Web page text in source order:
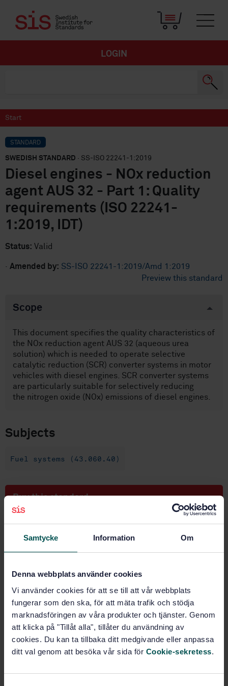
Samtycke Information Om
Denna webbplats använder cookies
Vi använder cookies för att se till att vår webbplats
fungerar som den ska, för att mäta trafik och stödja
marknadsföringen av våra produkter och tjänster. Genom
att klicka på "Tillåt alla", tillåter du användning av
cookies. Du kan ta tillbaka ditt medgivande eller anpassa
ditt val genom att besöka vår sida för Cookie-sekretess.
LOGIN
Start
STANDARD
SWEDISH STANDARD · SS-ISO 22241-1:2019
Diesel engines - NOx reduction
agent AUS 32 - Part 1: Quality
requirements (ISO 22241-
1:2019, IDT)
Status: Valid
· Amended by: SS-ISO 22241-1:2019/Amd 1:2019
Preview this standard
Scope
This document specifies the quality characteristics of
the NOx reduction agent AUS 32 (aqueous urea
solution) which is needed to operate selective
catalytic reduction (SCR) converter systems in motor
vehicles with diesel engines. SCR converter systems
are particularly suitable for selectively reducing
the nitrogen oxide (NOx) emissions of diesel engines.
Subjects
Fuel systems (43.060.40)
Buy this standard
STANDARD
SWEDISH STANDARD · SS-ISO 22241-1:2019
Diesel engines - NOx reduction agent AUS 32 - Part 1:
Subscribe on standards - Read more
1 230 SEK
PDF